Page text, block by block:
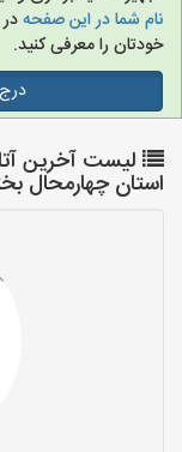
نام شما در این صفحه
خودتان را معرفی کنید.
لیست آخرین
استان چهارمحال